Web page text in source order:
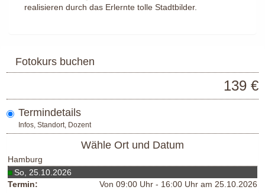
realisieren durch das Erlernte tolle Stadtbilder.
Fotokurs buchen
139 €
Termindetails
Infos, Standort, Dozent
Wähle Ort und Datum
Hamburg
So, 25.10.2026
Termin:
Von 09:00 Uhr - 16:00 Uhr am 25.10.2026